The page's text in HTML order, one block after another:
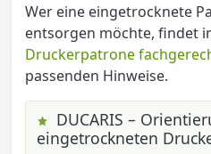
Wer eine eingetrocknete
entsorgen möchte, findet
Druckerpatrone
passenden Hinweise.
DUCARIS –
eingetrockneten